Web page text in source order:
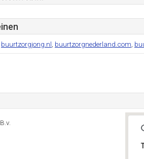
buurtzorgjong.nl buurtzorgnederland.com